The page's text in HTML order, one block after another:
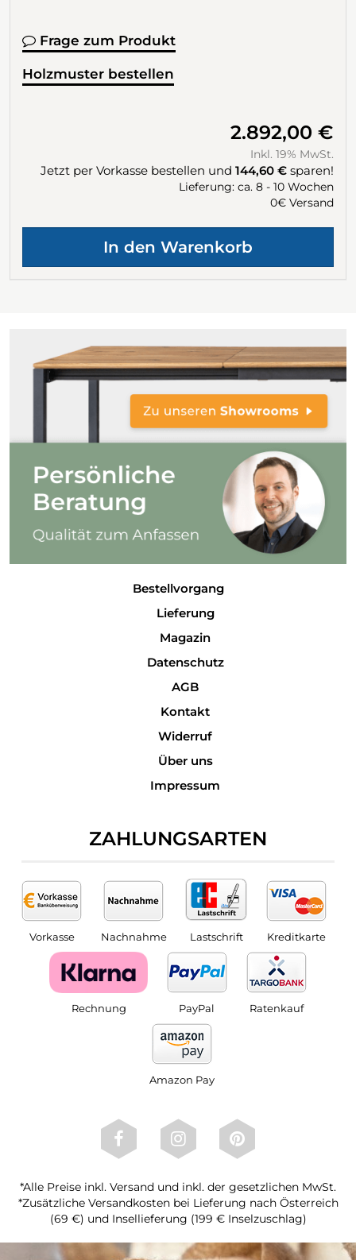
Frage zum Produkt
Holzmuster bestellen
2.892,00 €
Inkl. 19% MwSt.
Jetzt per Vorkasse bestellen und 144,60 € sparen!
Lieferung: ca. 8 - 10 Wochen
0€ Versand
Bestellvorgang
Lieferung
Magazin
Datenschutz
AGB
Kontakt
Widerruf
Über uns
Impressum
ZAHLUNGSARTEN
Vorkasse Nachnahme Lastschrift Kreditkarte
Rechnung PayPal Ratenkauf
Amazon Pay
*Alle Preise inkl. Versand und inkl. der gesetzlichen MwSt.
*Zusätzliche Versandkosten bei Lieferung nach Österreich
(69 €) und Insellieferung (199 € Inselzuschlag)